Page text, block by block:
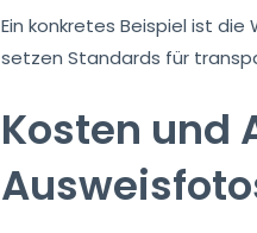
Ein konkretes Beispiel ist
setzen Standards für
Kosten und